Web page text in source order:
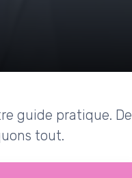
guide pratique. De
tout.